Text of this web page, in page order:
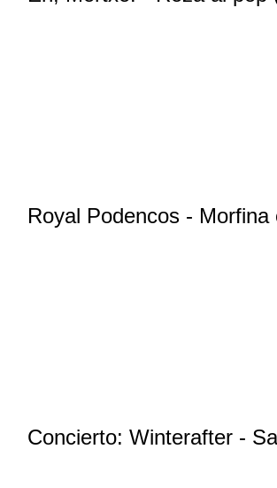
Royal Podencos -
Concierto: Winterafter -